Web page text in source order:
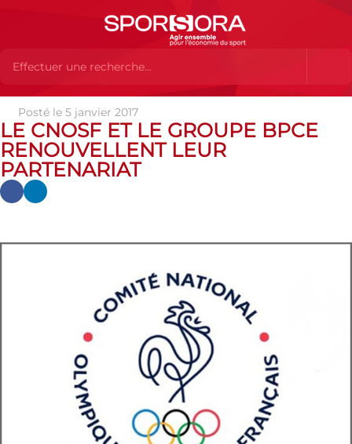
Actualités Actualités
CNOSF et le Groupe BPCE renouvellent leur partenariat
Posté le 5 janvier 2017
LE CNOSF ET LE GROUPE BPCE
RENOUVELLENT LEUR
PARTENARIAT